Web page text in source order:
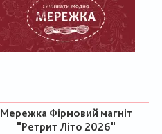
Мережка Фірмовий магніт
"Ретрит Літо 2026"